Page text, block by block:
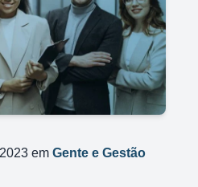
em Gente e Gestão